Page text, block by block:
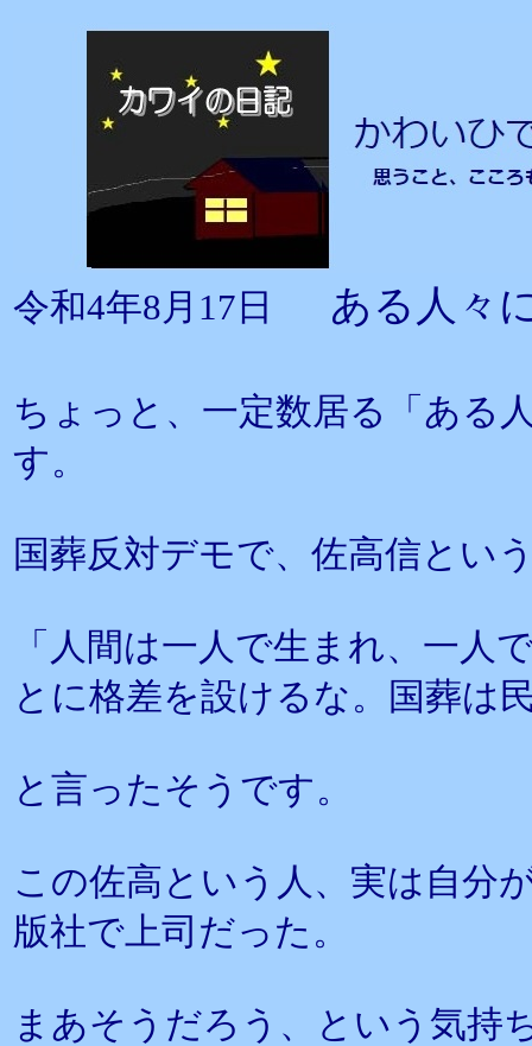
令和4年8月17日 ある人々
ちょっと、一定数居る「ある
す。
国葬反対デモで、佐高信とい
「人間は一人で生まれ、一人
とに格差を設けるな。国葬は
と言ったそうです。
この佐高という人、実は自分
版社で上司だった。
まあそうだろう、という気持